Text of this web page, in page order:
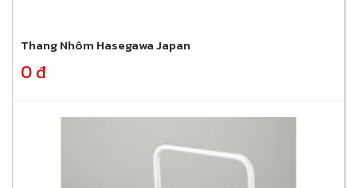
Thang Nhôm Hasegawa Japan
0 đ